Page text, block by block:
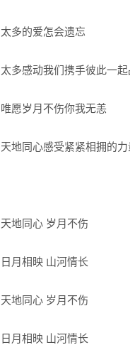
太多的爱怎会遗忘
太多感动我们携手彼此一起
唯愿岁月不伤你我无恙
天地同心感受紧紧相拥的力
天地同心 岁月不伤
日月相映 山河情长
天地同心 岁月不伤
日月相映 山河情长